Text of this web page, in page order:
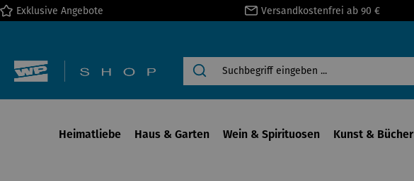
Zur Hauptnavigation springen
Exklusive Angebote Versandkostenfrei ab 90 €
Heimatliebe Haus & Garten Wein & Spirituosen Kunst & Bücher